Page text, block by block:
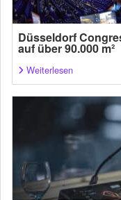
Düsseldorf
auf über 90.000 m²
Weiterlesen